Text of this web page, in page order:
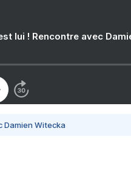
lui ! Rencontre avec
Damien Witecka